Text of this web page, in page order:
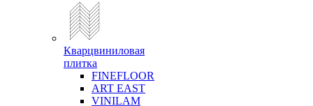
Кварцвиниловая
плитка
FINEFLOOR
ART EAST
VINILAM